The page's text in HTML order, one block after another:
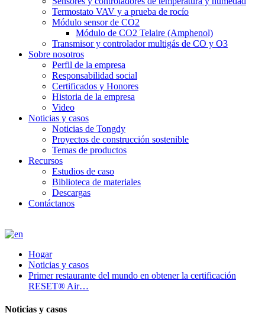
Termostato VAV y a prueba de rocío
Módulo sensor de CO2
Módulo de CO2 Telaire (Amphenol)
Transmisor y controlador multigás de CO y O3
Sobre nosotros
Perfil de la empresa
Responsabilidad social
Certificados y Honores
Historia de la empresa
Video
Noticias y casos
Noticias de Tongdy
Proyectos de construcción sostenible
Temas de productos
Recursos
Estudios de caso
Biblioteca de materiales
Descargas
Contáctanos
Hogar
Noticias y casos
Primer restaurante del mundo en obtener la certificación
RESET® Air…
Noticias y casos